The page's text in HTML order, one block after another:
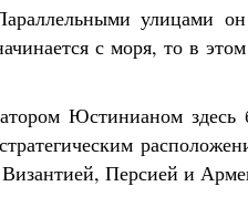
улицами он
с моря, то в
Юстинианом здесь
Персией и